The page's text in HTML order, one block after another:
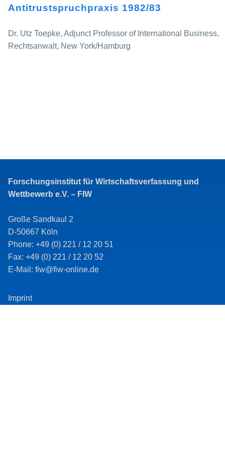
Antitrustspruchpraxis 1982/83
Dr. Utz Toepke, Adjunct Professor of International Business,
Rechtsanwalt, New York/Hamburg
Forschungsinstitut für Wirtschaftsverfassung und
Wettbewerb e.V. – FIW
Große Sandkaul 2
D-50667 Köln
Phone: +49 (0) 221 / 12 20 51
Fax: +49 (0) 221 / 12 20 52
E-Mail: fiw@fiw-online.de
Imprint